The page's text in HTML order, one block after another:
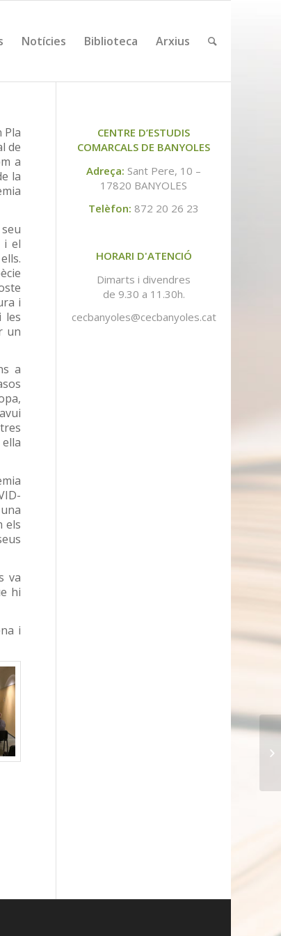
Notícies Biblioteca Arxius
Pla
de
a
la
i el
i
les
un
a
els
va
hi
i
CENTRE D’ESTUDIS
COMARCALS DE BANYOLES
Adreça: Sant Pere, 10 –
17820 BANYOLES
Telèfon: 872 20 26 23
HORARI D'ATENCIÓ
Dimarts i divendres
de 9.30 a 11.30h.
cecbanyoles@cecbanyoles.cat